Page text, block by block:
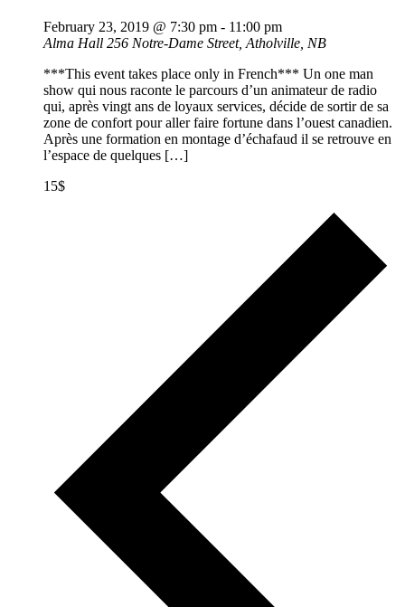
February 23, 2019 @ 7:30 pm - 11:00 pm
Alma Hall 256 Notre-Dame Street, Atholville, NB
***This event takes place only in French*** Un one man
show qui nous raconte le parcours d’un animateur de radio
qui, après vingt ans de loyaux services, décide de sortir de sa
zone de confort pour aller faire fortune dans l’ouest canadien.
Après une formation en montage d’échafaud il se retrouve en
l’espace de quelques […]
15$